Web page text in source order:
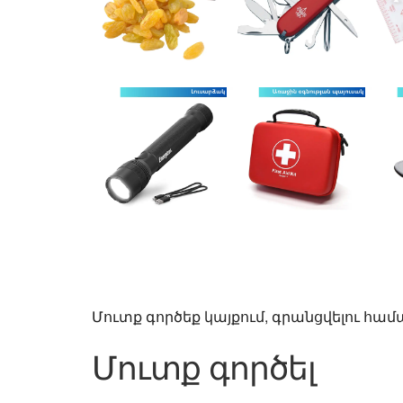
Մուտք գործեք կայքում, գրանցվելու
Մուտք գործել